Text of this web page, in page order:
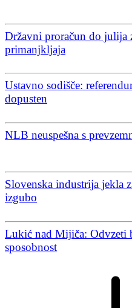
Državni proračun do julija
primanjkljaja
Ustavno sodišče:
dopusten
NLB neuspešna s
Slovenska industrija jekla
izgubo
Lukić nad Mijiča: Odvzeti
sposobnost